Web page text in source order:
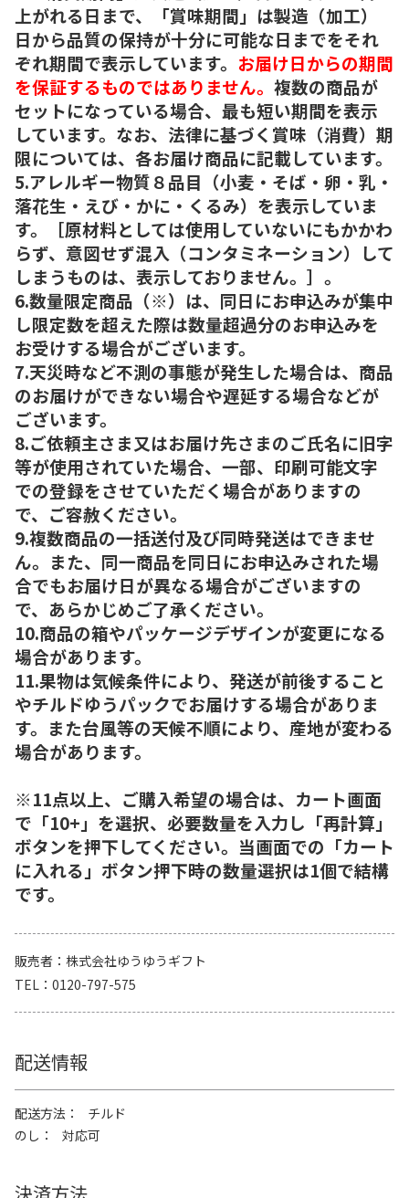
上がれる日まで、「賞味期間」は製造（加工）
日から品質の保持が十分に可能な日までをそれ
ぞれ期間で表示しています。 お届け日からの期間
を保証するものではありません。 複数の商品が
セットになっている場合、最も短い期間を表示
しています。なお、法律に基づく賞味（消費）期
限については、各お届け商品に記載しています。
5.アレルギー物質８品目（小麦・そば・卵・乳・
落花生・えび・かに・くるみ）を表示していま
す。［原材料としては使用していないにもかかわ
らず、意図せず混入（コンタミネーション）して
しまうものは、表示しておりません。］。
6.数量限定商品（※）は、同日にお申込みが集中
し限定数を超えた際は数量超過分のお申込みを
お受けする場合がございます。
7.天災時など不測の事態が発生した場合は、商品
のお届けができない場合や遅延する場合などが
ございます。
8.ご依頼主さま又はお届け先さまのご氏名に旧字
等が使用されていた場合、一部、印刷可能文字
での登録をさせていただく場合がありますの
で、ご容赦ください。
9.複数商品の一括送付及び同時発送はできませ
ん。また、同一商品を同日にお申込みされた場
合でもお届け日が異なる場合がございますの
で、あらかじめご了承ください。
10.商品の箱やパッケージデザインが変更になる
場合があります。
11.果物は気候条件により、発送が前後すること
やチルドゆうパックでお届けする場合がありま
す。また台風等の天候不順により、産地が変わる
場合があります。
※11点以上、ご購入希望の場合は、カート画面
で「10+」を選択、必要数量を入力し「再計算」
ボタンを押下してください。当画面での「カート
に入れる」ボタン押下時の数量選択は1個で結構
です。
販売者
株式会社ゆうゆうギフト
TEL
0120-797-575
配送情報
配送方法
チルド
のし
対応可